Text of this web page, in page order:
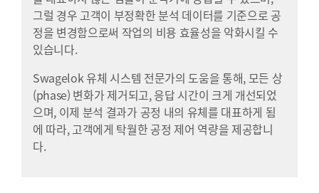
그럴 경우 고객이 부정확한 분석 데이터를 기준으로 공
정을 변경함으로써 작업의 비용 효율성을 악화시킬 수
있습니다.
Swagelok 유체 시스템 전문가의 도움을 통해, 모든 상
(phase) 변화가 제거되고, 응답 시간이 크게 개선되었
으며, 이제 분석 결과가 공정 내의 유체를 대표하게 됨
에 따라, 고객에게 탁월한 공정 제어 역량을 제공합니
다.